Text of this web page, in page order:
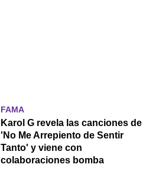
FAMA
Karol G revela las canciones de
'No Me Arrepiento de Sentir
Tanto' y viene con
colaboraciones bomba